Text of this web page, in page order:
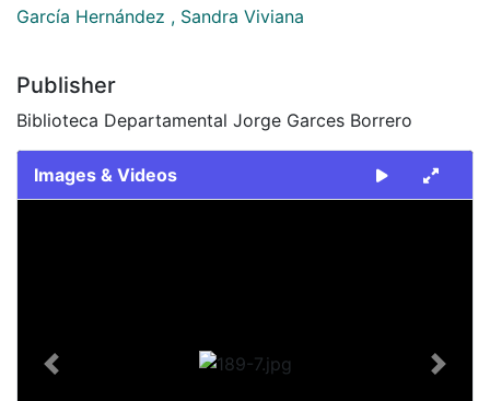
García Hernández , Sandra Viviana
Publisher
Biblioteca Departamental Jorge Garces Borrero
Images & Videos
Previous Next